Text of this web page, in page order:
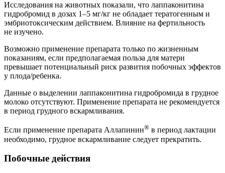
Исследования на животных показали, что лаппаконитина
гидробромид в дозах 1–5 мг/кг не обладает тератогенным и
эмбриотоксическим действием. Влияние на фертильность
не изучено.
Возможно применение препарата только по жизненным
показаниям, если предполагаемая польза для матери
превышает потенциальный риск развития побочных эффектов
у плода/ребенка.
Данные о выделении лаппаконитина гидробромида в грудное
молоко отсутствуют. Применение препарата не рекомендуется
в период грудного вскармливания.
Если применение препарата Аллапинин® в период лактации
необходимо, грудное вскармливание следует прекратить.
Побочные действия